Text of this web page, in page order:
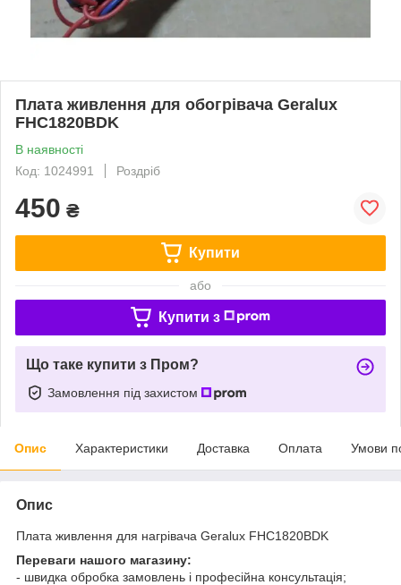
Плата живлення для обогрівача Geralux
FHC1820BDK
В наявності
Код: 1024991
Роздріб
450 ₴
Купити
або
Купити з
Що таке купити з Пром?
Замовлення під захистом
Опис Характеристики Доставка Оплата Умови
Опис
Плата живлення для нагрівача Geralux FHC1820BDK
Переваги нашого магазину:
- швидка обробка замовлень і професійна консультація;